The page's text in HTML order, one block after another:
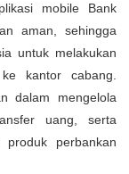
mobile Bank
aman, sehingga
untuk melakukan
kantor cabang.
dalam mengelola
uang, serta
perbankan